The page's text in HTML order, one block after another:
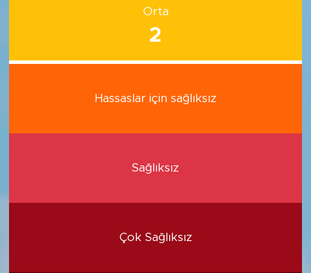
Orta
2
Hassaslar için sağlıksız
Sağlıksız
Çok Sağlıksız